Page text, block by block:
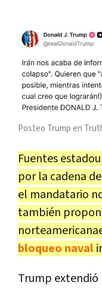
Posteo Trump en
Fuentes
por la cadena
el mandatario
también
bloqueo naval
Trump extendió